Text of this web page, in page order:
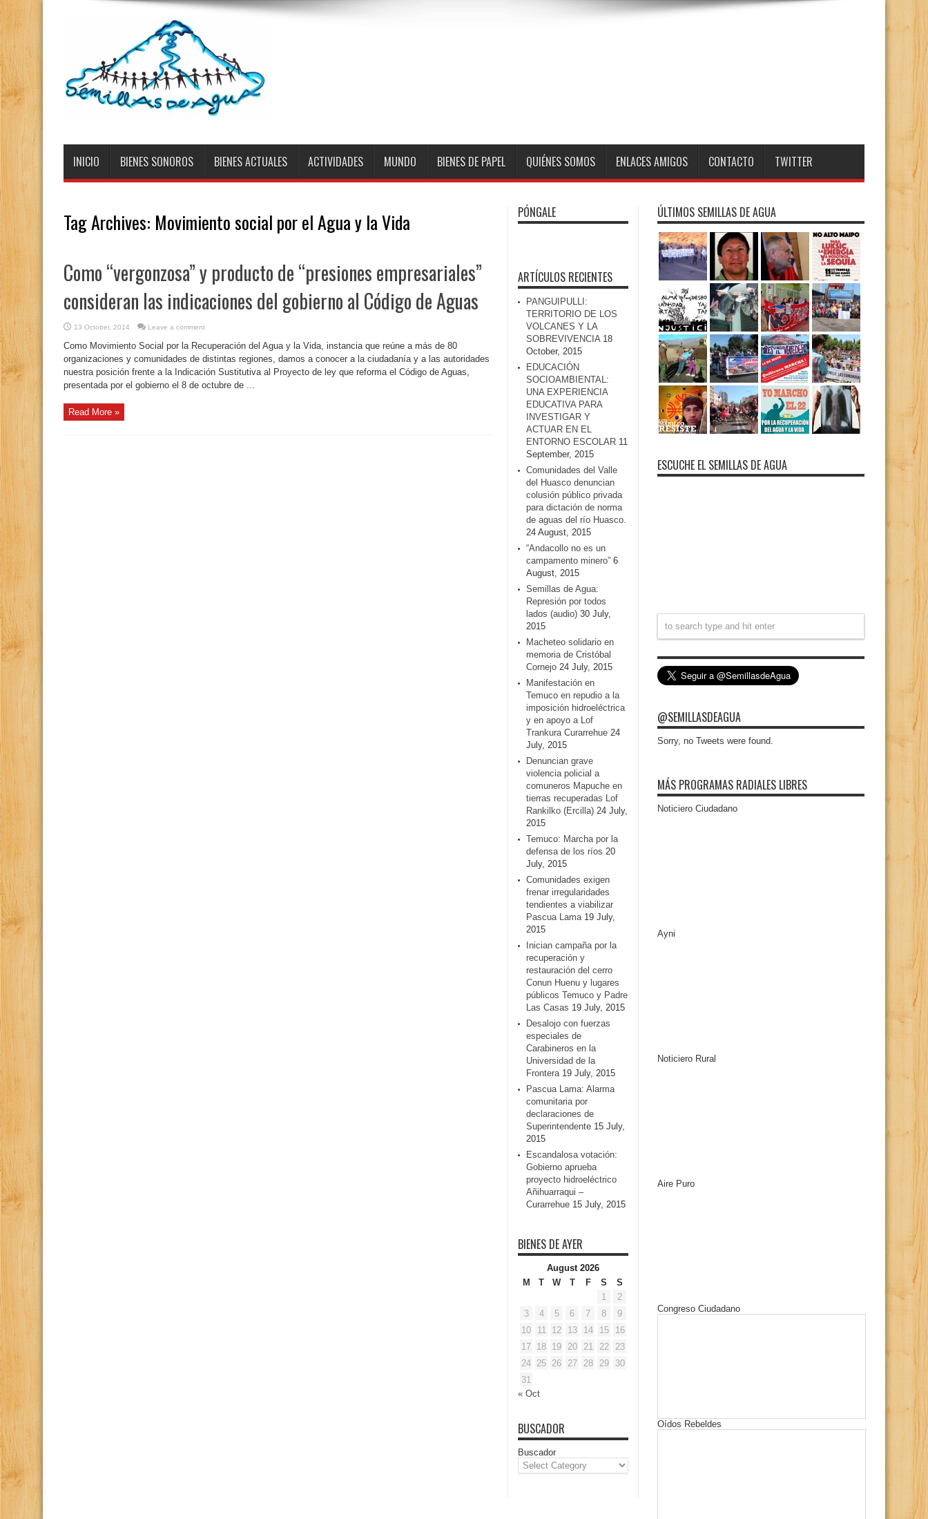
INICIO BIENES SONOROS BIENES ACTUALES ACTIVIDADES MUNDO BIENES DE PAPEL QUIÉNES SOMOS ENLACES AMIGOS CONTACTO TWITTER
Tag Archives: Movimiento social por el Agua y la Vida
Como “vergonzosa” y producto de “presiones empresariales”
consideran las indicaciones del gobierno al Código de Aguas
13 October, 2014 Leave a comment
Como Movimiento Social por la Recuperación del Agua y la Vida, instancia que reúne a más de 80
organizaciones y comunidades de distintas regiones, damos a conocer a la ciudadanía y a las autoridades
nuestra posición frente a la Indicación Sustitutiva al Proyecto de ley que reforma el Código de Aguas,
presentada por el gobierno el 8 de octubre de ...
Read More »
PÓNGALE
ARTÍCULOS RECIENTES
PANGUIPULLI:
TERRITORIO DE LOS
VOLCANES Y LA
SOBREVIVENCIA 18
October, 2015
EDUCACIÓN
SOCIOAMBIENTAL:
UNA EXPERIENCIA
EDUCATIVA PARA
INVESTIGAR Y
ACTUAR EN EL
ENTORNO ESCOLAR 11
September, 2015
Comunidades del Valle
del Huasco denuncian
colusión público privada
para dictación de norma
de aguas del río Huasco.
24 August, 2015
“Andacollo no es un
campamento minero” 6
August, 2015
Semillas de Agua:
Represión por todos
lados (audio) 30 July,
2015
Macheteo solidario en
memoria de Cristóbal
Cornejo 24 July, 2015
Manifestación en
Temuco en repudio a la
imposición hidroeléctrica
y en apoyo a Lof
Trankura Curarrehue 24
July, 2015
Denuncian grave
violencia policial a
comuneros Mapuche en
tierras recuperadas Lof
Rankilko (Ercilla) 24 July,
2015
Temuco: Marcha por la
defensa de los ríos 20
July, 2015
Comunidades exigen
frenar irregularidades
tendientes a viabilizar
Pascua Lama 19 July,
2015
Inician campaña por la
recuperación y
restauración del cerro
Conun Huenu y lugares
públicos Temuco y Padre
Las Casas 19 July, 2015
Desalojo con fuerzas
especiales de
Carabineros en la
Universidad de la
Frontera 19 July, 2015
Pascua Lama: Alarma
comunitaria por
declaraciones de
Superintendente 15 July,
2015
Escandalosa votación:
Gobierno aprueba
proyecto hidroeléctrico
Añihuarraqui –
Curarrehue 15 July, 2015
BIENES DE AYER
August 2026
M
T W T F S
S
1
2
3
4 5 6 7 8
9
10
11 12 13 14 15
16
17 18 19 20 21 22
23
24 25 26 27 28 29
30
31
« Oct
BUSCADOR
Buscador
ÚLTIMOS SEMILLAS DE AGUA
ESCUCHE EL SEMILLAS DE AGUA
@SEMILLASDEAGUA
Sorry, no Tweets were found.
MÁS PROGRAMAS RADIALES LIBRES
Noticiero Ciudadano
Ayni
Noticiero Rural
Aire Puro
Congreso Ciudadano
Oídos Rebeldes